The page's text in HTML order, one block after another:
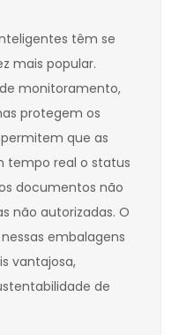
têm se
mais popular.
monitoramento,
protegem os
que as
tempo real o status
documentos não
não autorizadas. O
embalagens
vantajosa,
de